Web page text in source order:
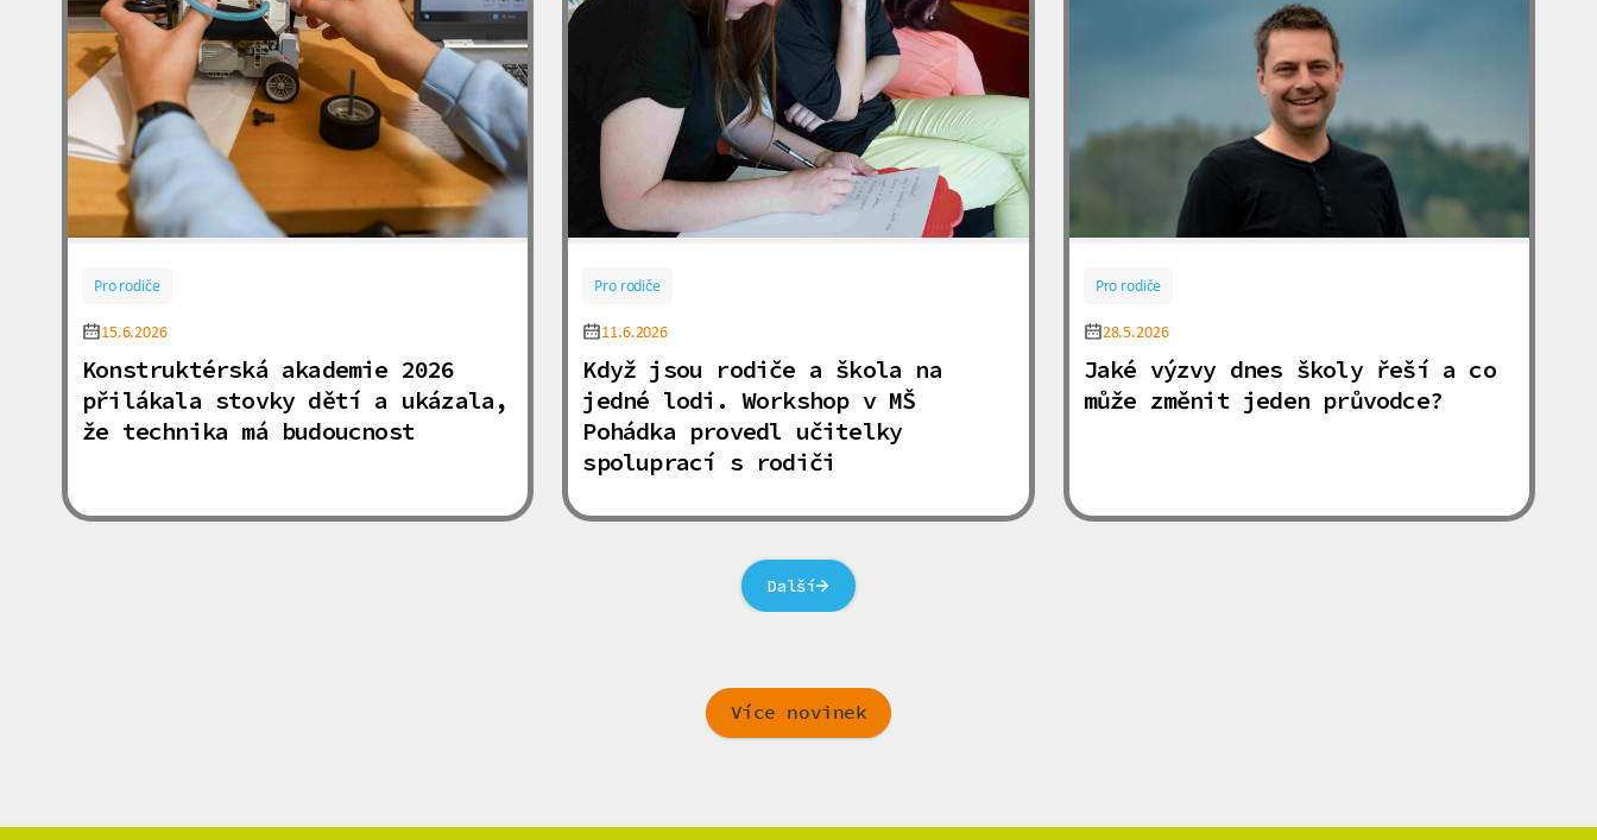
Pro rodiče
15.6.2026
Konstruktérská akademie 2026
přilákala stovky dětí a ukázala,
že technika má budoucnost
Pro rodiče
11.6.2026
Když jsou rodiče a škola na
jedné lodi. Workshop v MŠ
Pohádka provedl učitelky
spoluprací s rodiči
Pro rodiče
28.5.2026
Jaké výzvy dnes školy řeší a co
může změnit jeden průvodce?
Další
Více novinek